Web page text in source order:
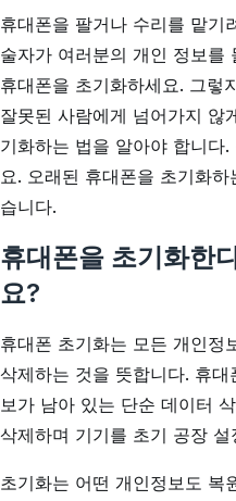
휴대폰을 팔거나 수리를 맡기
술자가 여러분의 개인 정보를
휴대폰을 초기화하세요. 그렇
잘못된 사람에게 넘어가지 않
기화하는 법을 알아야 합니다
요. 오래된 휴대폰을 초기화
습니다.
휴대폰을 초기화한
요?
휴대폰 초기화는 모든 개인정
삭제하는 것을 뜻합니다. 휴
보가 남아 있는 단순 데이터
삭제하며 기기를 초기 공장
초기화는 어떤 개인정보도 복